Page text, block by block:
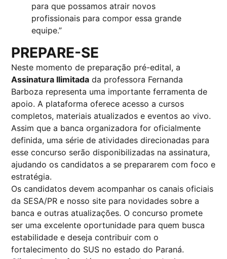
para que possamos atrair novos
profissionais para compor essa grande
equipe.”
PREPARE-SE
Neste momento de preparação pré-edital, a
Assinatura Ilimitada da professora Fernanda
Barboza representa uma importante ferramenta de
apoio. A plataforma oferece acesso a cursos
completos, materiais atualizados e eventos ao vivo.
Assim que a banca organizadora for oficialmente
definida, uma série de atividades direcionadas para
esse concurso serão disponibilizadas na assinatura,
ajudando os candidatos a se prepararem com foco e
estratégia.
Os candidatos devem acompanhar os canais oficiais
da SESA/PR e nosso site para novidades sobre a
banca e outras atualizações. O concurso promete
ser uma excelente oportunidade para quem busca
estabilidade e deseja contribuir com o
fortalecimento do SUS no estado do Paraná.